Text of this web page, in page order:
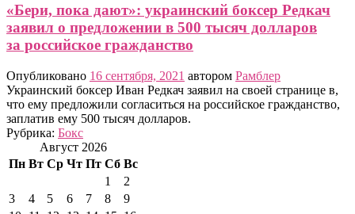
«Бери, пока дают»: украинский боксер Редкач
заявил о предложении в 500 тысяч долларов
за российское гражданство
Опубликовано 16 сентября, 2021 автором Рамблер
Украинский боксер Иван Редкач заявил на своей странице в,
что ему предложили согласиться на российское гражданство,
заплатив ему 500 тысяч долларов.
Рубрика: Бокс
Август 2026
Пн Вт Ср Чт Пт Сб Вс
1
2
3
4 5 6 7 8
9